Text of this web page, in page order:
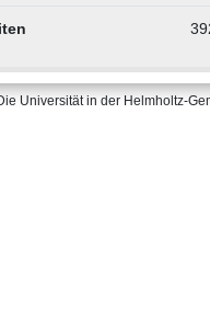
Universität in der Helmholtz-